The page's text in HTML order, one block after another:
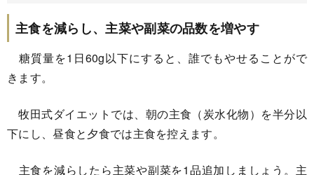
主食を減らし、主菜や副菜の品数を増やす
糖質量を1日60g以下にすると、誰でもやせることがで
きます。
牧田式ダイエットでは、朝の主食（炭水化物）を半分以
下にし、昼食と夕食では主食を控えます。
主食を減らしたら主菜や副菜を1品追加しましょう。主